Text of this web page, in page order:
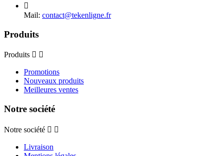

Mail: contact@tekenligne.fr
Produits
Produits  
Promotions
Nouveaux produits
Meilleures ventes
Notre société
Notre société  
Livraison